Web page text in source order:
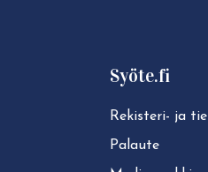
Syöte.fi
Rekisteri- ja
Palaute